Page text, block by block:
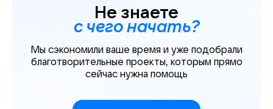
Не знаете
с чего начать?
Мы сэкономили ваше время и уже подобрали
благотворительные проекты, которым прямо
сейчас нужна помощь